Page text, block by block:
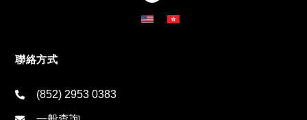
聯絡方式
(852) 2953 0383